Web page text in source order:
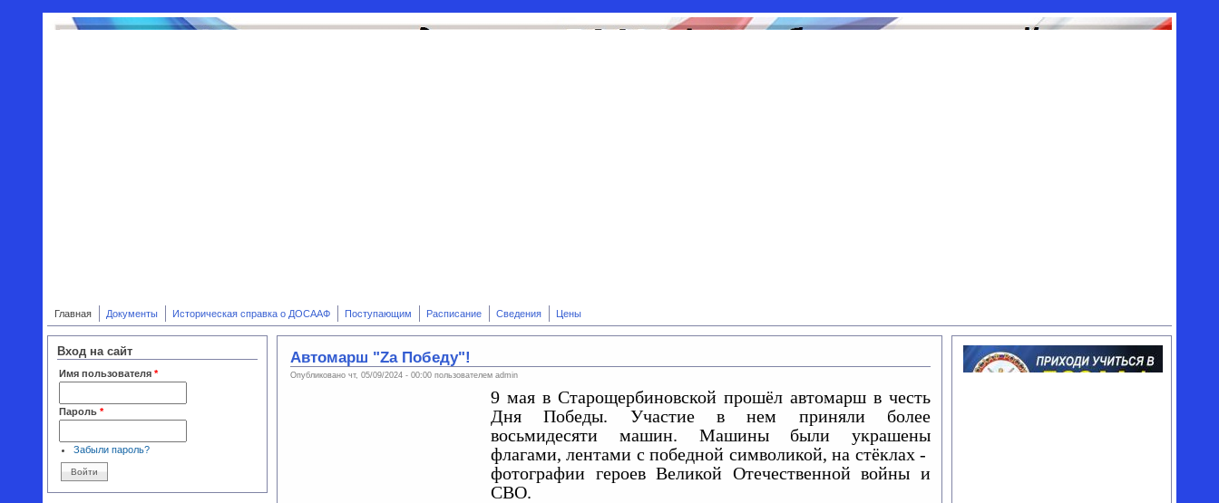
Перейти к основному содержанию
Главная Документы Историческая справка о ДОСААФ Поступающим Расписание Сведения Цены
Вход на сайт
Имя пользователя *
Пароль *
Забыли пароль?
Автомарш "Zа Победу"!
Опубликовано чт, 05/09/2024 - 00:00 пользователем admin
9 мая в Старощербиновской прошёл автомарш в честь
Дня Победы. Участие в нем приняли более
восьмидесяти машин. Машины были украшены
флагами, лентами с победной символикой, на стёклах -
фотографии героев Великой Отечественной войны и
СВО.